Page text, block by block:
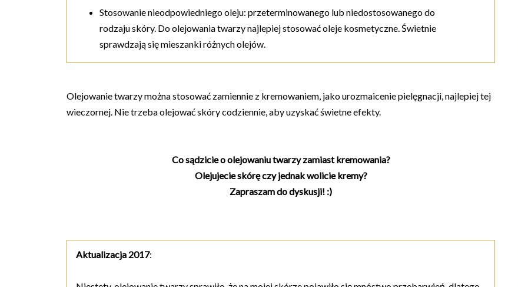
Stosowanie nieodpowiedniego oleju: przeterminowanego lub niedostosowanego do
rodzaju skóry. Do olejowania twarzy najlepiej stosować oleje kosmetyczne. Świetnie
sprawdzają się mieszanki różnych olejów.
Olejowanie twarzy można stosować zamiennie z kremowaniem, jako urozmaicenie pielęgnacji, najlepiej tej
wieczornej. Nie trzeba olejować skóry codziennie, aby uzyskać świetne efekty.
Co sądzicie o olejowaniu twarzy zamiast kremowania?
Olejujecie skórę czy jednak wolicie kremy?
Zapraszam do dyskusji! :)
Aktualizacja 2017: